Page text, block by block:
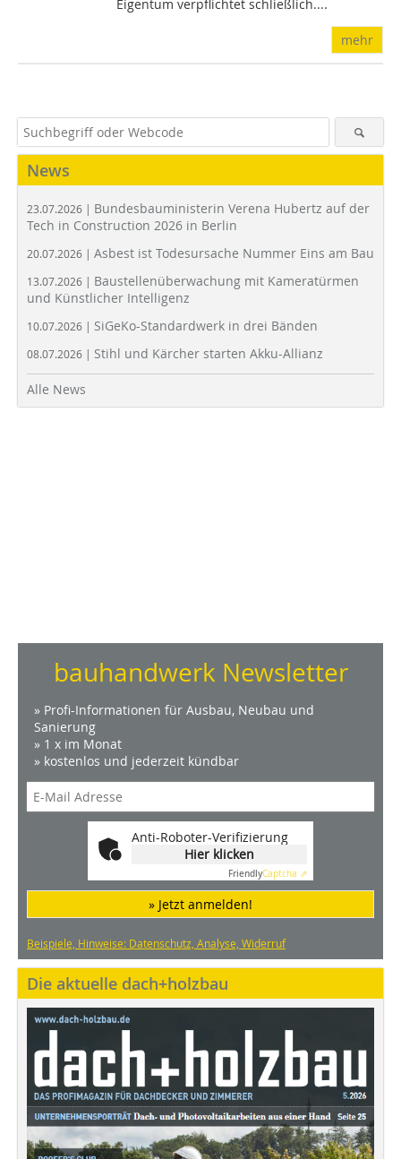
Eigentum verpflichtet schließlich....
mehr
News
23.07.2026 | Bundesbauministerin Verena Hubertz auf der
Tech in Construction 2026 in Berlin
20.07.2026 | Asbest ist Todesursache Nummer Eins am Bau
13.07.2026 | Baustellenüberwachung mit Kameratürmen
und Künstlicher Intelligenz
10.07.2026 | SiGeKo-Standardwerk in drei Bänden
08.07.2026 | Stihl und Kärcher starten Akku-Allianz
Alle News
bauhandwerk Newsletter
» Profi-Informationen für Ausbau, Neubau und
Sanierung
» 1 x im Monat
» kostenlos und jederzeit kündbar
Anti-Roboter-Verifizierung
Hier klicken
FriendlyCaptcha ⇗
» Jetzt anmelden!
Beispiele, Hinweise: Datenschutz, Analyse, Widerruf
Die aktuelle dach+holzbau